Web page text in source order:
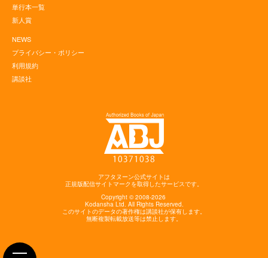
単行本一覧
新人賞
NEWS
プライバシー・ポリシー
利用規約
講談社
アフタヌーン公式サイトは
正規版配信サイトマークを取得したサービスです。
Copyright © 2008-2026
KodanshaLtd. All Rights Reserved.
このサイトのデータの著作権は講談社が保有します。
無断複製転載放送等は禁止します。